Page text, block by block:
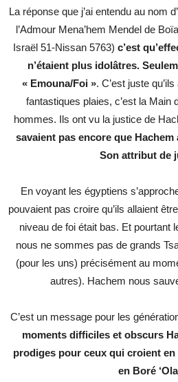
La réponse que j’ai entendu au nom
l’Admour Mena’hem Mendel de
Israël 51-Nissan 5763) c’est
n’étaient plus idolâtres.
« Emouna/Foi ». C’est juste
fantastiques plaies, c’est la Main
hommes. Ils ont vu la justice de
savaient pas encore que
Son attribut de
En voyant les égyptiens
pouvaient pas croire qu’ils allaient
niveau de foi était bas. Et pourtant
nous ne sommes pas de grands
(pour les uns) précisément au
autres). Hachem nous
C’est un message pour les
moments difficiles et obscurs
prodiges pour ceux qui croient
en Boré